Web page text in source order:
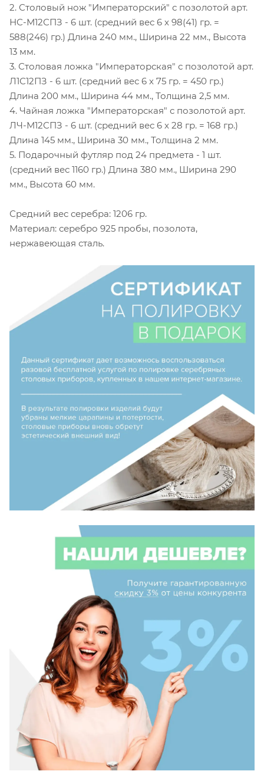
2. Столовый нож "Императорский" с позолотой арт.
НС-М12СПЗ - 6 шт. (средний вес 6 х 98(41) гр. =
588(246) гр.) Длина 240 мм., Ширина 22 мм., Высота
13 мм.
3. Столовая ложка "Императорская" с позолотой арт.
Л1С12ПЗ - 6 шт. (средний вес 6 х 75 гр. = 450 гр.)
Длина 200 мм., Ширина 44 мм., Толщина 2,5 мм.
4. Чайная ложка "Императорская" с позолотой арт.
ЛЧ-М12СПЗ - 6 шт. (средний вес 6 х 28 гр. = 168 гр.)
Длина 145 мм., Ширина 30 мм., Толщина 2 мм.
5. Подарочный футляр под 24 предмета - 1 шт.
(средний вес 1160 гр.) Длина 380 мм., Ширина 290
мм., Высота 60 мм.
Средний вес серебра: 1206 гр.
Материал: серебро 925 пробы, позолота,
нержавеющая сталь.